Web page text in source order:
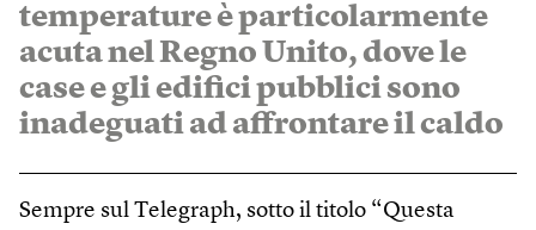
temperature è particolarmente
acuta nel Regno Unito, dove le
case e gli edifici pubblici sono
inadeguati ad affrontare il caldo
Sempre sul Telegraph, sotto il titolo “Questa